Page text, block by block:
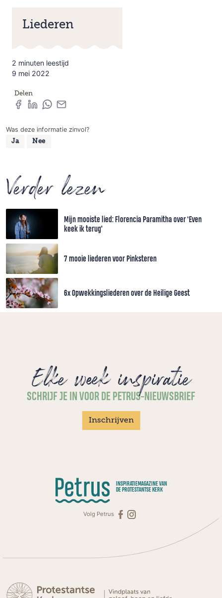
Liederen
2 minuten leestijd
9 mei 2022
Delen
Was deze informatie zinvol?
Ja Nee
Verder lezen
Mijn mooiste lied: Florencia Paramitha over ‘Even
keek ik terug’
7 mooie liederen voor Pinksteren
6x Opwekkingsliederen over de Heilige Geest
Elke week inspiratie
SCHRIJF JE IN VOOR DE PETRUS-NIEUWSBRIEF
Inschrijven
INSPIRATIEMAGAZINE VAN
DE PROTESTANTSE KERK
Volg Petrus